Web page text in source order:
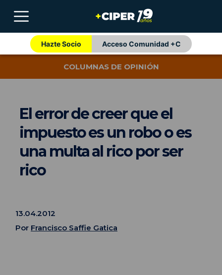
Hazte Socio Acceso Comunidad +C
COLUMNAS DE OPINIÓN
El error de creer que el
impuesto es un robo o es
una multa al rico por ser
rico
13.04.2012
Por Francisco Saffie Gatica